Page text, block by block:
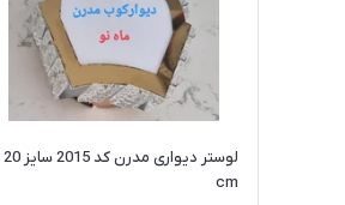
لوستر دیواری مدرن کد 2015 سایز 20
cm